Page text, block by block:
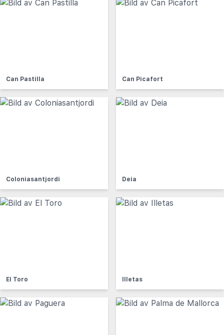
Can Pastilla Can Picafort
Coloniasantjordi Deia
El Toro Illetas